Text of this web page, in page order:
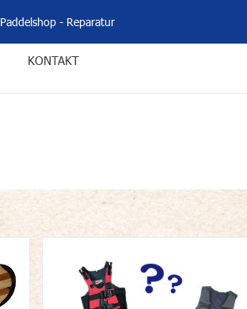
Paddelshop- Reparatur
KONTAKT